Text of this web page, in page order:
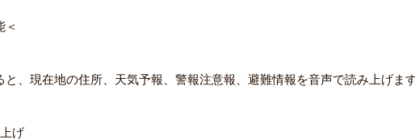
＜
、現在地の住所、天気予報、警報注意報、避難情報を音声で読み上げます
げ